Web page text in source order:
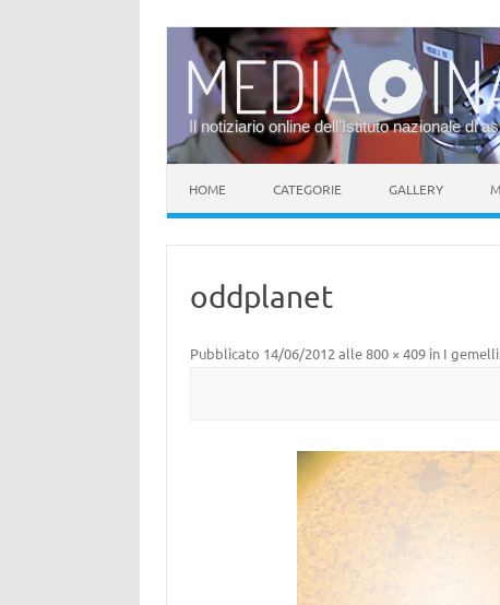
Il notiziario online dell’Istituto nazionale di
HOME CATEGORIE GALLERY
oddplanet
Pubblicato 14/06/2012 alle800 × 409in I